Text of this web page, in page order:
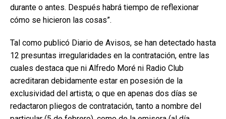
durante o antes. Después habrá tiempo de reflexionar
cómo se hicieron las cosas”.
Tal como publicó Diario de Avisos, se han detectado hasta
12 presuntas irregularidades en la contratación, entre las
cuales destaca que ni Alfredo Moré ni Radio Club
acreditaran debidamente estar en posesión de la
exclusividad del artista; o que en apenas dos días se
redactaron pliegos de contratación, tanto a nombre del